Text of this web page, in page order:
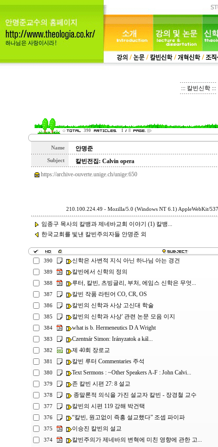
::: 칼빈신학 :::
390 1 8
Name 안명준
Subject
칼빈전집: Calvin opera
https://archive-ouverte.unige.ch/unige:650
210.100.224.49 - Mozilla/5.0 (Windows NT 6.1) AppleWebKit/
임종구 목사의 칼뱅과 제네바교회 이야기 (1) 칼뱅...
한국교회를 빛낸 칼빈주의자들 안명준 외
390 신학은 사변적 지식 아닌 하나님 아는 경건
389 칼빈에서 신학의 정의
388 루터, 칼빈, 츠빙글리, 부처, 에임스 신학은 무엇...
387 칼빈 작품 라틴어 CO, CR, OS
386 칼빈의 신학과 사상 고신대 학술
385 칼빈의 신학과 사상' 관련 논문 모음 이지
384 what is b. Hermeneutics D A Wright
383 Czentnár Simon: Irányzatok a kál...
382 제 40회 장로교
381 칼빈 루터 Commentaries 주석
380 Text Sermons : ~Other Speakers A-F : John Calvi...
379 존 칼빈 시편 27: 8 설교
378 종말론적 의식을 가진 설교자 칼빈 - 장경철 교수
377 칼빈의 시편 119 강해 박건택
376 “칼빈, 원고없이 즉흥 설교했다” 조셉 파이파
375 이승진 칼빈의 설교
374 칼빈주의가 제네바의 변혁에 미친 영향에 관한 고...